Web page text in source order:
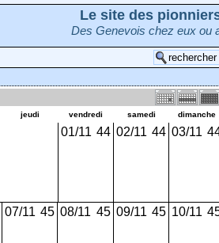
Le site des
Des Genevois chez eux ou
jeudi vendredi samedi dimanche
01/11 44 02/11 44 03/11
07/11 45 08/11 45 09/11 45 10/11